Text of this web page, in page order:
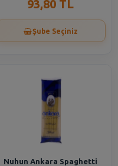
93,80 TL
Şube Seçiniz
Nuhun Ankara Spaghetti